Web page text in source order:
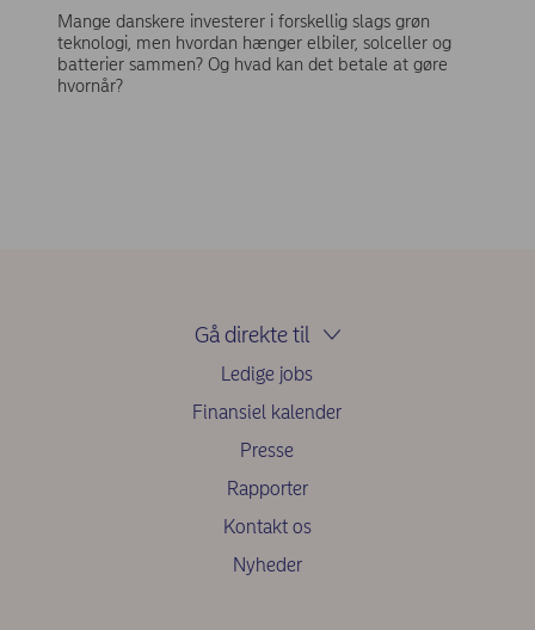
Mange danskere investerer i forskellig slags grøn
teknologi, men hvordan hænger elbiler, solceller og
batterier sammen? Og hvad kan det betale at gøre
hvornår?
Gå direkte til
Ledige jobs
Finansiel kalender
Presse
Rapporter
Kontakt os
Nyheder